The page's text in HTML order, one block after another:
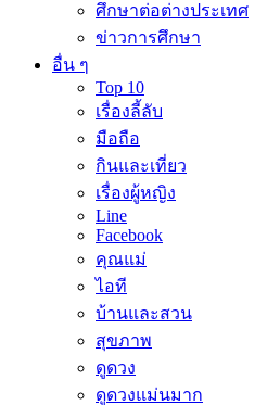
ศึกษาต่อต่างประเทศ
ข่าวการศึกษา
อื่น ๆ
Top 10
เรื่องลี้ลับ
มือถือ
กินและเที่ยว
เรื่องผู้หญิง
Line
Facebook
คุณแม่
ไอที
บ้านและสวน
สุขภาพ
ดูดวง
ดูดวงแม่นมาก